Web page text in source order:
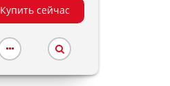
Купить сейчас